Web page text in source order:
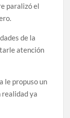
paralizó el
de la
atención
le propuso un
ya